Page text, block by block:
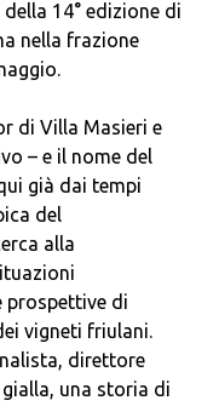
14° edizione di
nella frazione
di Villa Masieri e
– e il nome del
già dai tempi
del
alla
prospettive di
vigneti friulani.
direttore
una storia di